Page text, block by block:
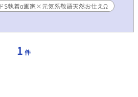
！？！全く記憶にありませんけ
？！ 一難去ったらまた一難？！今度
されてーー？！ 御令息サマは無自覚
の一途すぎる溺愛と暴走が止まらな
！！！ 恋しちゃいけない相手に、恋を
S執着α画家×元気系敬語天然お仕えΩ
1 件